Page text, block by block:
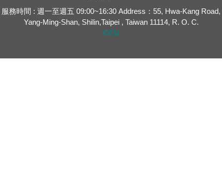
服務時間 : 週一至週五 09:00~16:30 Address：55, Hwa-Kang Road,
Yang-Ming-Shan, Shilin,Taipei , Taiwan 11114, R. O. C.
CCU